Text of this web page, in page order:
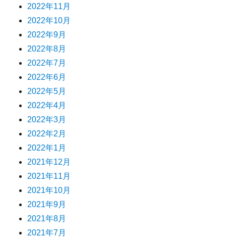
2022年11月
2022年10月
2022年9月
2022年8月
2022年7月
2022年6月
2022年5月
2022年4月
2022年3月
2022年2月
2022年1月
2021年12月
2021年11月
2021年10月
2021年9月
2021年8月
2021年7月